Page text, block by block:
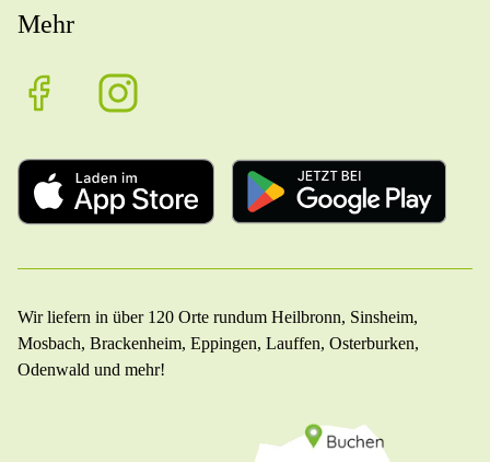
Mehr
Wir liefern in über 120 Orte rundum Heilbronn, Sinsheim,
Mosbach, Brackenheim, Eppingen, Lauffen, Osterburken,
Odenwald und mehr!